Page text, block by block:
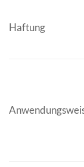
Haftung